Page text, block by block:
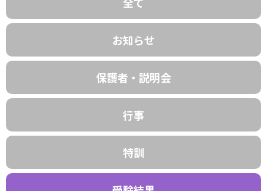
お知らせ
保護者・説明会
行事
特訓